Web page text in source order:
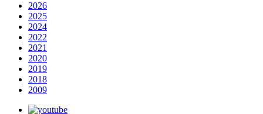
2026
2025
2024
2022
2021
2020
2019
2018
2009